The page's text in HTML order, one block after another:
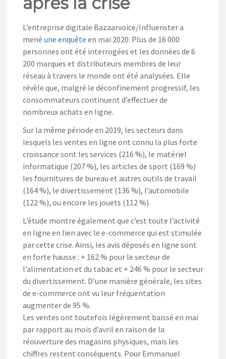
L’entreprise digitale Bazaarvoice/Influenster a
mené une enquête en mai 2020. Plus de 16 000
personnes ont été interrogées et les données de 6
200 marques et distributeurs membres de leur
réseau à travers le monde ont été analysées. Elle
révèle que, malgré le déconfinement progressif, les
consommateurs continuent d’effectuer de
nombreux achats en ligne.
Sur la même période en 2019, les secteurs dans
lesquels les ventes en ligne ont connu la plus forte
croissance sont les services (216 %), le matériel
informatique (207 %), les articles de sport (169 %)
les fournitures de bureau et autres outils de travail
(164 %), le divertissement (136 %), l’automobile
(122 %), ou encore les jouets (112 %).
L’étude montre également que c’est toute l’activité
en ligne en lien avec le e-commerce qui est stimulée
par cette crise. Ainsi, les avis déposés en ligne sont
en forte hausse : + 162 % pour le secteur de
l’alimentation et du tabac et + 246 % pour le secteur
du divertissement. D’une manière générale, les sites
de e-commerce ont vu leur fréquentation
augmenter de 95 %.
Les ventes ont toutefois légèrement baissé en mai
par rapport au mois d’avril en raison de la
réouverture des magasins physiques, mais les
chiffres restent conséquents. Pour Emmanuel